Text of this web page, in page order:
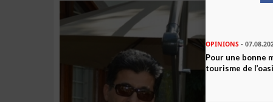
OPINIONS -
Pour une bonne
tourisme de